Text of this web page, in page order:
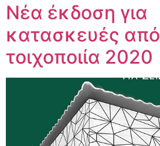
Νέα έκδοση για
κατασκευές από
τοιχοποιία 2020